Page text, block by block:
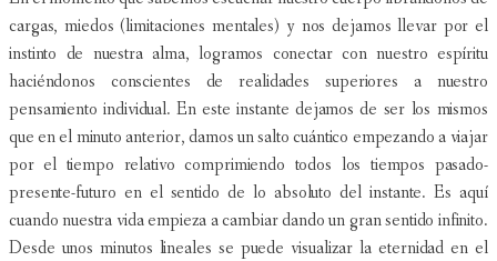
cargas, miedos (limitaciones mentales) y nos dejamos llevar por el
instinto de nuestra alma, logramos conectar con nuestro espíritu
haciéndonos conscientes de realidades superiores a nuestro
pensamiento individual. En este instante dejamos de ser los mismos
que en el minuto anterior, damos un salto cuántico empezando a viajar
por el tiempo relativo comprimiendo todos los tiempos pasado-
presente-futuro en el sentido de lo absoluto del instante. Es aquí
cuando nuestra vida empieza a cambiar dando un gran sentido infinito.
Desde unos minutos lineales se puede visualizar la eternidad en el